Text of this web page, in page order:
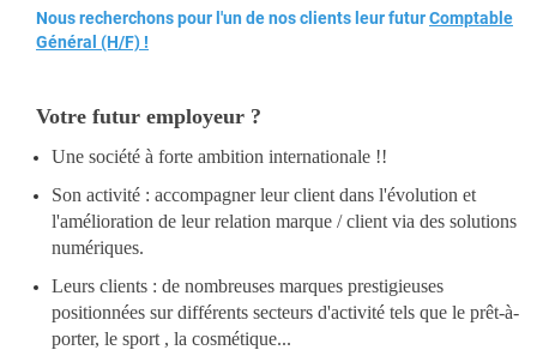
Nous recherchons pour l'un de nos clients leur futurComptable
Général (H/F) !
Votre futur employeur ?
Une société à forte ambition internationale !!
Son activité : accompagner leur client dans l'évolution et
l'amélioration de leur relation marque / client via des solutions
numériques.
Leurs clients : de nombreuses marques prestigieuses
positionnées sur différents secteurs d'activité tels que le prêt-à-
porter, le sport , la cosmétique...